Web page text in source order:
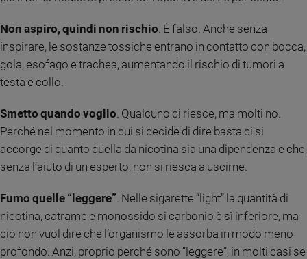
Non aspiro, quindi non rischio . È falso. Anche senza
inspirare, le sostanze tossiche entrano in contatto con bocca,
gola, esofago e trachea, aumentando il rischio di tumori a
testa e collo.
Smetto quando voglio . Qualcuno ci riesce, ma molti no.
Perché nel momento in cui si decide di dire basta ci si
accorge di quanto quella da nicotina sia una dipendenza e che,
senza l’aiuto di un esperto, non si riesca a uscirne.
Fumo quelle “leggere” . Nelle sigarette “light” la quantità di
nicotina, catrame e monossido si carbonio è sì inferiore, ma
ciò non vuol dire che l’organismo le assorba in modo meno
profondo. Anzi, proprio perché sono “leggere”, in molti casi se